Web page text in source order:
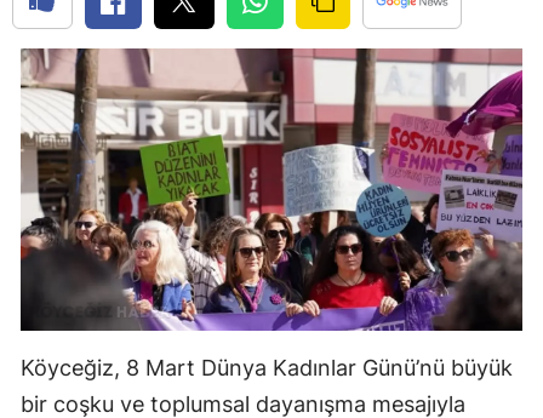
Köyceğiz, 8 Mart Dünya Kadınlar Günü’nü büyük
bir coşku ve toplumsal dayanışma mesajıyla